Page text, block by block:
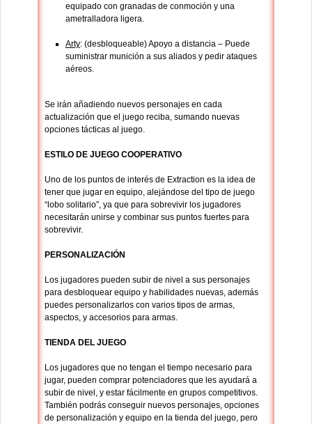
equipado con granadas de conmoción y una
ametralladora ligera.
Arty: (desbloqueable) Apoyo a distancia – Puede
suministrar munición a sus aliados y pedir ataques
aéreos.
Se irán añadiendo nuevos personajes en cada
actualización que el juego reciba, sumando nuevas
opciones tácticas al juego.
ESTILO DE JUEGO COOPERATIVO
Uno de los puntos de interés de Extraction es la idea de
tener que jugar en equipo, alejándose del tipo de juego
“lobo solitario”, ya que para sobrevivir los jugadores
necesitarán unirse y combinar sus puntos fuertes para
sobrevivir.
PERSONALIZACIÓN
Los jugadores pueden subir de nivel a sus personajes
para desbloquear equipo y habilidades nuevas, además
puedes personalizarlos con varios tipos de armas,
aspectos, y accesorios para armas.
TIENDA DEL JUEGO
Los jugadores que no tengan el tiempo necesario para
jugar, pueden comprar potenciadores que les ayudará a
subir de nivel, y estar fácilmente en grupos competitivos.
También podrás conseguir nuevos personajes, opciones
de personalización y equipo en la tienda del juego, pero